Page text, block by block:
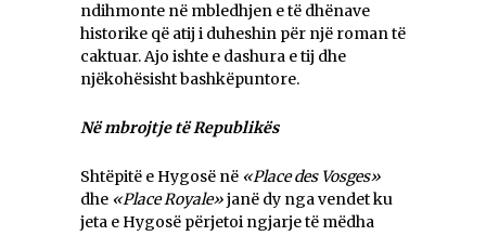
ndihmonte në mbledhjen e të dhënave
historike që atij i duheshin për një roman të
caktuar. Ajo ishte e dashura e tij dhe
njëkohësisht bashkëpuntore.
Në mbrojtje të Republikës
Shtëpitë e Hygosë në «Place des Vosges»
dhe «Place Royale»janë dy nga vendet ku
jeta e Hygosë përjetoi ngjarje të mëdha